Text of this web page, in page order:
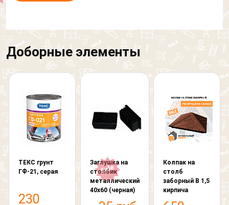
Я согласен на обработкуперсональных данных
Доборные элементы
ТЕКС грунт
ГФ-21, серая
230
Заглушка на
столбик
металлический
40х60 (черная)
Колпак на
столб
заборный В 1,5
кирпича
Согласен на обработку персональных данных
Выберите картинку где
изображен "Дом"
Кровля
Другое